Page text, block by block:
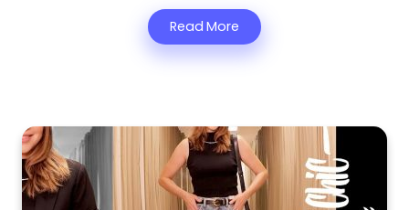
Read More